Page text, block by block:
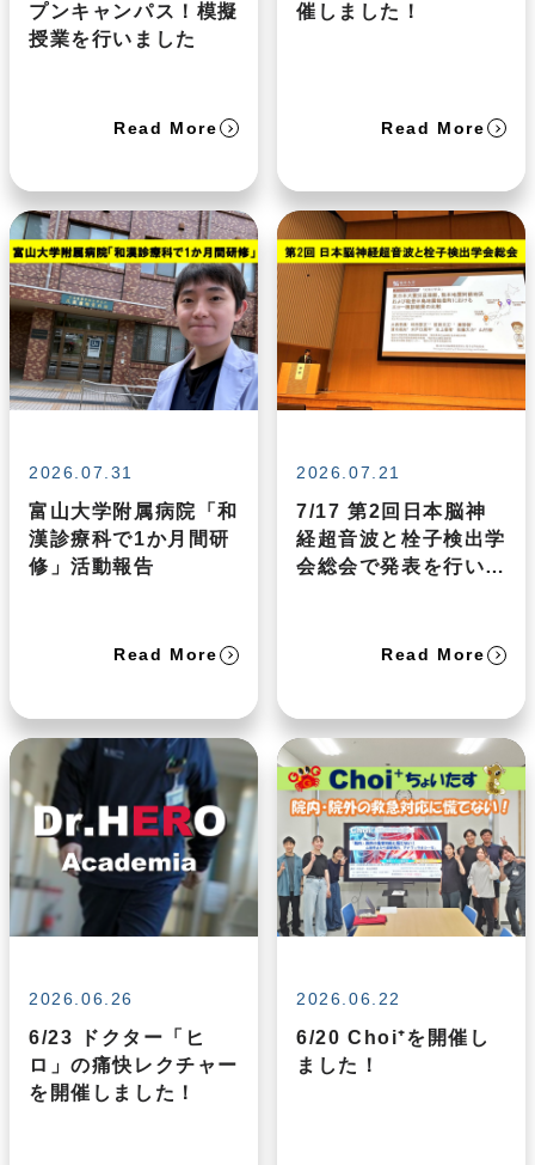
プンキャンパス！模擬
授業を行いました
Read More
催しました！
Read More
2026.07.31
富山大学附属病院「和
漢診療科で1か月間研
修」活動報告
Read More
2026.07.21
7/17 第2回日本脳神
経超音波と栓子検出学
会総会で発表を行いま
Read More
2026.06.26
6/23 ドクター「ヒ
ロ」の痛快レクチャー
を開催しました！
2026.06.22
6/20 Choi⁺を開催し
ました！